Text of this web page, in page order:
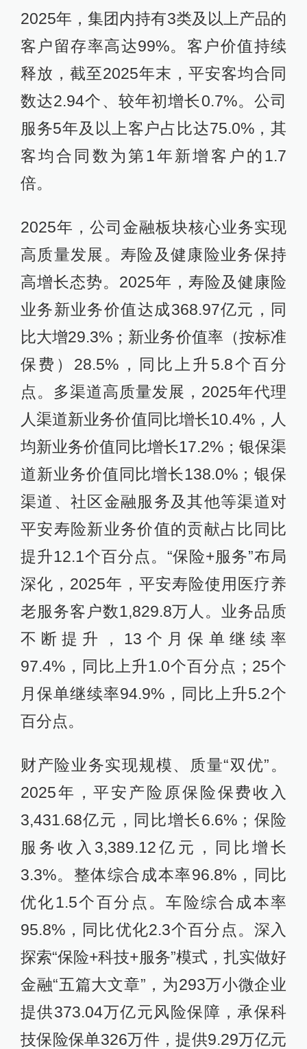
2025年，集团内持有3类及以上产品的
客户留存率高达99%。客户价值持续
释放，截至2025年末，平安客均合同
数达2.94个、较年初增长0.7%。公司
服务5年及以上客户占比达75.0%，其
客均合同数为第1年新增客户的1.7
倍。
2025年，公司金融板块核心业务实现
高质量发展。寿险及健康险业务保持
高增长态势。2025年，寿险及健康险
业务新业务价值达成368.97亿元，同
比大增29.3%；新业务价值率（按标准
保费）28.5%，同比上升5.8个百分
点。多渠道高质量发展，2025年代理
人渠道新业务价值同比增长10.4%，人
均新业务价值同比增长17.2%；银保渠
道新业务价值同比增长138.0%；银保
渠道、社区金融服务及其他等渠道对
平安寿险新业务价值的贡献占比同比
提升12.1个百分点。“保险+服务”布局
深化，2025年，平安寿险使用医疗养
老服务客户数1,829.8万人。业务品质
不断提升，13个月保单继续率
97.4%，同比上升1.0个百分点；25个
月保单继续率94.9%，同比上升5.2个
百分点。
财产险业务实现规模、质量“双优”。
2025年，平安产险原保险保费收入
3,431.68亿元，同比增长6.6%；保险
服务收入3,389.12亿元，同比增长
3.3%。整体综合成本率96.8%，同比
优化1.5个百分点。车险综合成本率
95.8%，同比优化2.3个百分点。深入
探索“保险+科技+服务”模式，扎实做好
金融“五篇大文章”，为293万小微企业
提供373.04万亿元风险保障，承保科
技保险保单326万件，提供9.29万亿元